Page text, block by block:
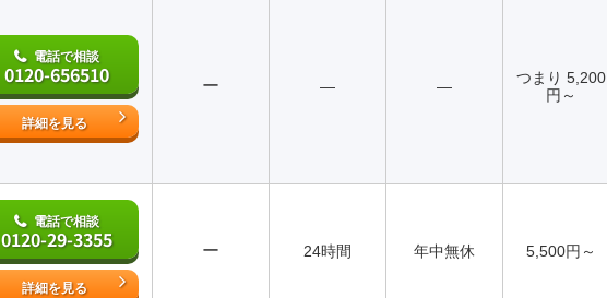
電話で相談
0120-656510
詳細を見る
ー ― ―
つまり 5,200
円～
電話で相談
0120-29-3355
詳細を見る
ー 24時間 年中無休 5,500円～